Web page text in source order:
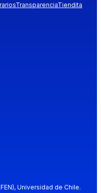
TransparenciaTiendita
Universidad de Chile.